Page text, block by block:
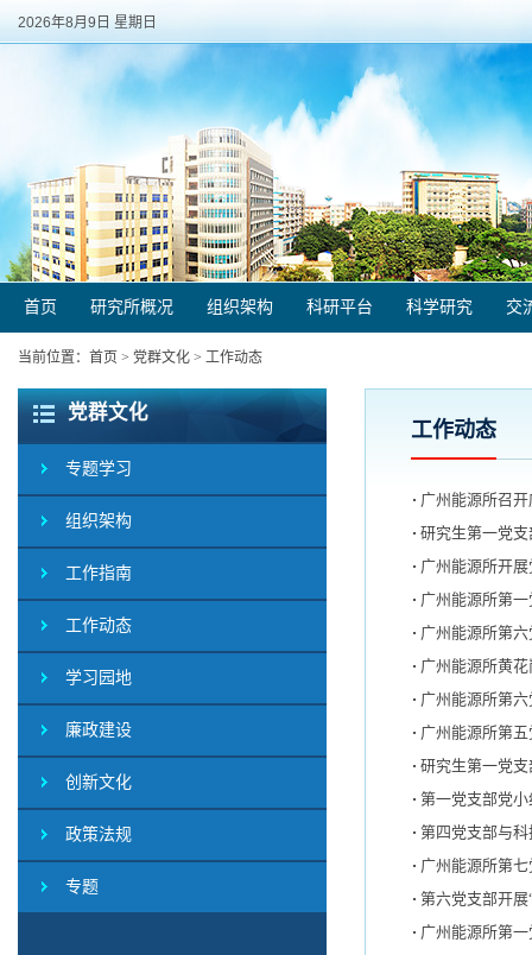
2026年8月9日 星期日
首页 研究所概况 组织架构 科研平台 科学研究 交
当前位置： 首页 > 党群文化 > 工作动态
党群文化
专题学习
组织架构
工作指南
工作动态
学习园地
廉政建设
创新文化
政策法规
专题
工作动态
广州能源所召
研究生第一党
广州能源所开
广州能源所第
广州能源所第
广州能源所黄
广州能源所第
广州能源所第
研究生第一党
第一党支部党
第四党支部与
广州能源所第
第六党支部开
广州能源所第